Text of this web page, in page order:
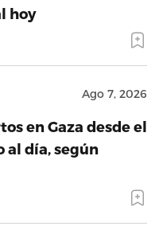
hoy
Ago 7, 2026
en Gaza desde el
al día, según